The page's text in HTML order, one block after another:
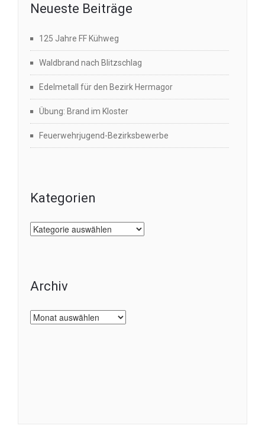
Neueste Beiträge
125 Jahre FF Kühweg
Waldbrand nach Blitzschlag
Edelmetall für den Bezirk Hermagor
Übung: Brand im Kloster
Feuerwehrjugend-Bezirksbewerbe
Kategorien
Kategorien
Archiv
Archiv